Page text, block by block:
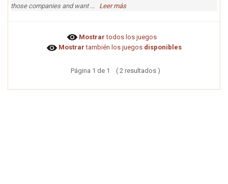
those companies and want ... Leer más
Mostrar todos los juegos
Mostrar también los juegos disponibles
Página 1 de 1 ( 2 resultados )